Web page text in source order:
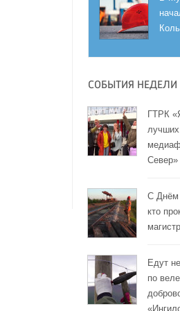
СОБЫТИЯ НЕДЕЛИ
ГТРК
С Днём
кто
Едут
по